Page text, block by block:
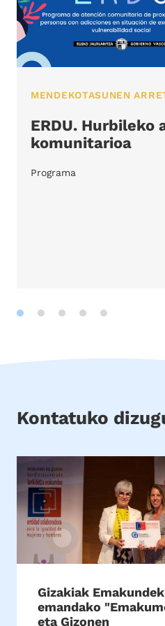
MENDEKOTASUNEN
ERDU. Hurbileko
komunitarioa
Programa
Kontatuko
Gizakiak Emakundek
emandako
eta Gizonen